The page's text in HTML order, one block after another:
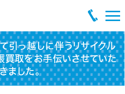
引っ越しに伴うリサイクル
取をお手伝いさせていた
ました。